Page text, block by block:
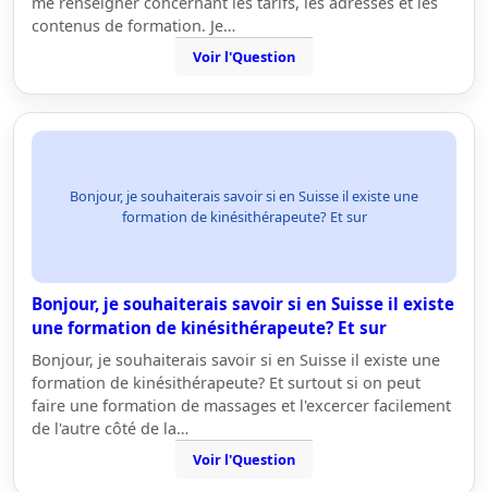
contenus de formation. Je…
Voir l'Question
Bonjour, je souhaiterais savoir si en Suisse il existe une
formation de kinésithérapeute? Et sur
Bonjour, je souhaiterais savoir si en Suisse il existe
une formation de kinésithérapeute? Et sur
Bonjour, je souhaiterais savoir si en Suisse il existe une
formation de kinésithérapeute? Et surtout si on peut
faire une formation de massages et l'excercer facilement
de l'autre côté de la…
Voir l'Question